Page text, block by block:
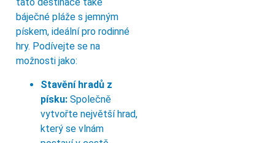
báječné pláže s jemným
pískem, ideální pro rodinné
hry. Podívejte se na
možnosti jako:
Stavění hradů z
písku: Společně
vytvořte největší hrad,
který se vlnám